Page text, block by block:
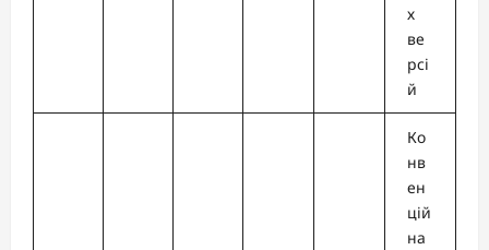
х
ве
рсі
й
Ко
нв
ен
цій
на